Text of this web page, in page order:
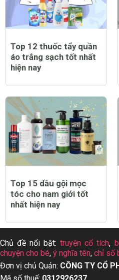
Top 12 thuốc tẩy quần
áo trắng sạch tốt nhất
hiện nay
Top 15 dầu gội mọc
tóc cho nam giới tốt
nhất hiện nay
Chủ đề nổi bật:truyện cổ tích,
chuyện cho bé, ý nghĩa tên, chỉ số
Đơn vị chủ Quản: CÔNG TY CỔ